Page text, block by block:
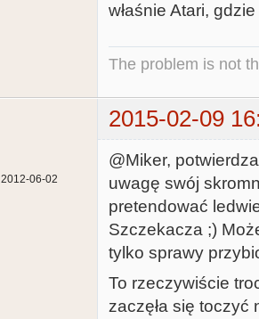
właśnie Atari,
The problem is not
2015-02-09
2012-06-02
@Miker,
uwagę swój
pretendować
Szczekacza ;)
tylko sprawy
To rzeczywiście
zaczęła się toczyć